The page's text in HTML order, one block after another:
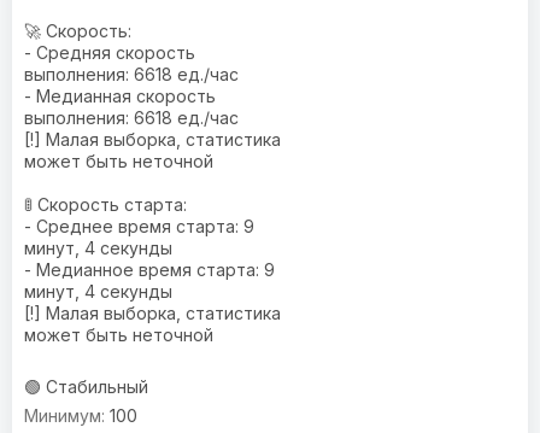
🚀 Скорость:
- Средняя скорость
выполнения: 6618 ед./час
- Медианная скорость
выполнения: 6618 ед./час
[!] Малая выборка, статистика
может быть неточной
🚦 Скорость старта:
- Среднее время старта: 9
минут, 4 секунды
- Медианное время старта: 9
минут, 4 секунды
[!] Малая выборка, статистика
может быть неточной
🟢 Стабильный
100